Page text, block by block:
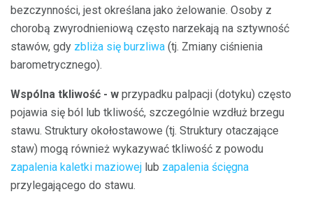
bezczynności, jest określana jako żelowanie. Osoby z
chorobą zwyrodnieniową często narzekają na sztywność
stawów, gdy zbliża się burzliwa (tj. Zmiany ciśnienia
barometrycznego).
Wspólna tkliwość - w przypadku palpacji (dotyku) często
pojawia się ból lub tkliwość, szczególnie wzdłuż brzegu
stawu. Struktury okołostawowe (tj. Struktury otaczające
staw) mogą również wykazywać tkliwość z powodu
zapalenia kaletki maziowej lub zapalenia ścięgna
przylegającego do stawu.